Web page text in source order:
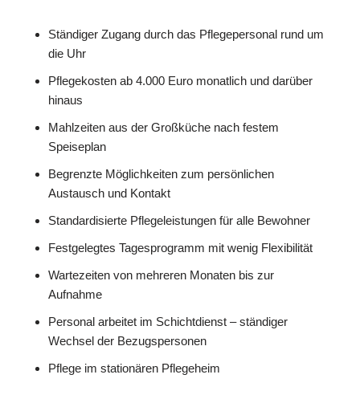
Ständiger Zugang durch das Pflegepersonal rund um
die Uhr
Pflegekosten ab 4.000 Euro monatlich und darüber
hinaus
Mahlzeiten aus der Großküche nach festem
Speiseplan
Begrenzte Möglichkeiten zum persönlichen
Austausch und Kontakt
Standardisierte Pflegeleistungen für alle Bewohner
Festgelegtes Tagesprogramm mit wenig Flexibilität
Wartezeiten von mehreren Monaten bis zur
Aufnahme
Personal arbeitet im Schichtdienst – ständiger
Wechsel der Bezugspersonen
Pflege im stationären Pflegeheim